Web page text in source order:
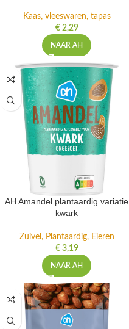
Kaas, vleeswaren, tapas
€2,29
NAAR AH
AH Amandel plantaardig variatie
kwark
Zuivel, Plantaardig, Eieren
€3,19
NAAR AH